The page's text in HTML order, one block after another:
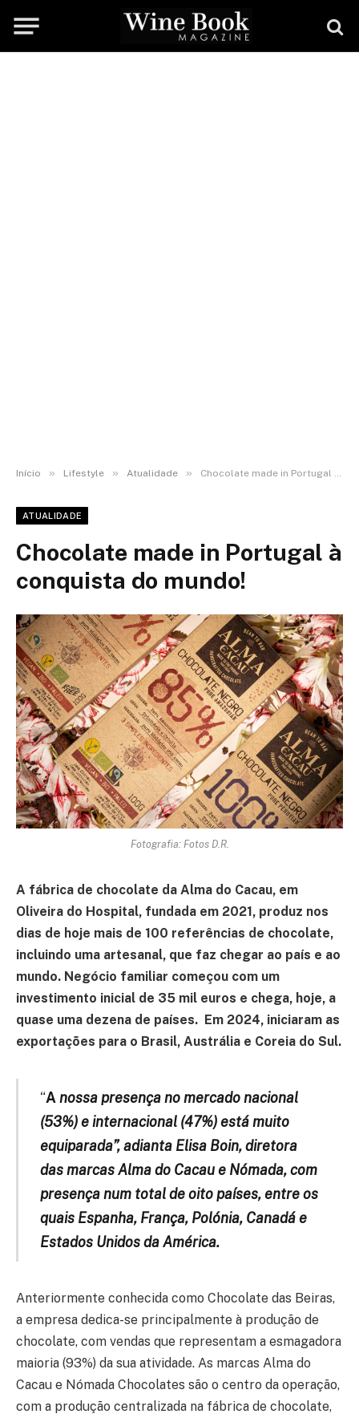
Início » Lifestyle » Atualidade » Chocolate made in Portugal à conquista do mundo!
ATUALIDADE
Chocolate made in Portugal à
conquista do mundo!
Fotografia: Fotos D.R.
A fábrica de chocolate da Alma do Cacau, em
Oliveira do Hospital, fundada em 2021, produz nos
dias de hoje mais de 100 referências de chocolate,
incluindo uma artesanal, que faz chegar ao país e ao
mundo. Negócio familiar começou com um
investimento inicial de 35 mil euros e chega, hoje, a
quase uma dezena de países. Em 2024, iniciaram as
exportações para o Brasil, Austrália e Coreia do Sul.
“A nossa presença no mercado nacional
(53%) e internacional (47%) está muito
equiparada”, adianta Elisa Boin, diretora
das marcas Alma do Cacau e Nómada, com
presença num total de oito países, entre os
quais Espanha, França, Polónia, Canadá e
Estados Unidos da América.
Anteriormente conhecida como Chocolate das Beiras,
a empresa dedica-se principalmente à produção de
chocolate, com vendas que representam a esmagadora
maioria (93%) da sua atividade. As marcas Alma do
Cacau e Nómada Chocolates são o centro da operação,
com a produção centralizada na fábrica de chocolate,